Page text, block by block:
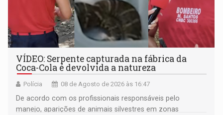
VÍDEO: Serpente capturada na fábrica da
Coca-Cola é devolvida a natureza
Polícia 08 de Agosto de 2026 às 16:47
De acordo com os profissionais responsáveis pelo
manejo, aparições de animais silvestres em zonas